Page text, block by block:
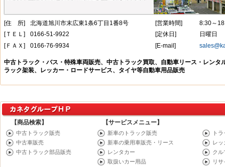
【商品検索】
中古トラック販売
中古車販売
中古トラック部品販売
【サービスメニュー】
新車のトラック販売
新車の乗用車販売・リース
レンタカー
取扱いカー用品
ト
レッ
クル
リ